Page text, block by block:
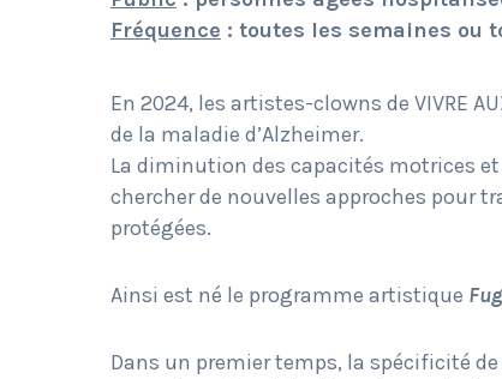
Fréquence : toutes les semaines ou
En 2024, les artistes-clowns de VIVRE
de la maladie d’Alzheimer.
La diminution des capacités motrices
chercher de nouvelles approches pour
protégées.
Ainsi est né le programme artistique
Dans un premier temps, la spécificité